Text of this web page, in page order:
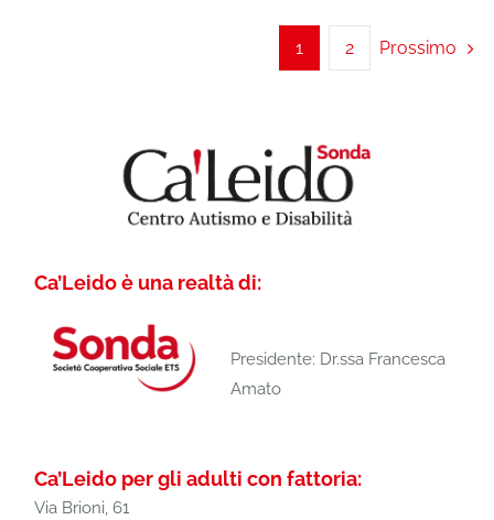
1 2 Prossimo
Ca’Leido è una realtà di:
Presidente: Dr.ssa Francesca
Amato
Ca’Leido per gli adulti con fattoria:
Via Brioni, 61